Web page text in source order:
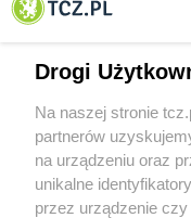
Drogi
Na naszej stronie
partnerów
na urządzeniu oraz
unikalne
przez urządzenie